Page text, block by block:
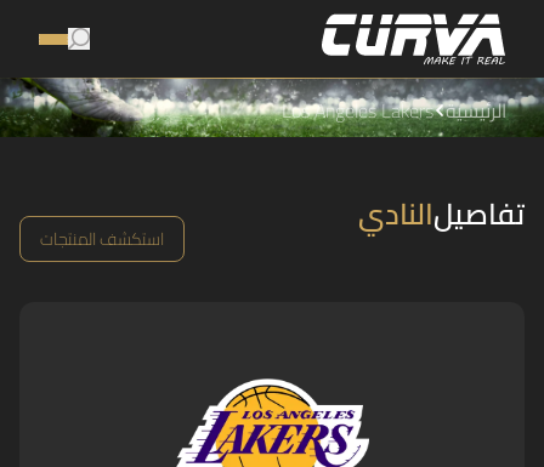
الرئيسية Los Angeles Lakers
الناديتفاصيل استكشف المنتجات